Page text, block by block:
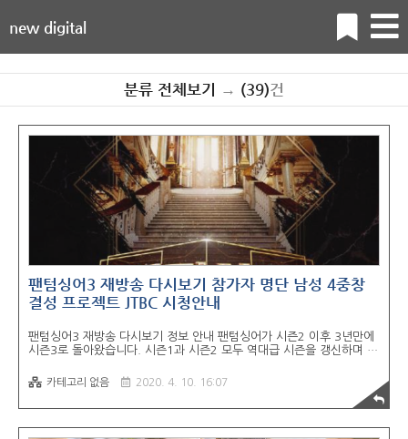
new digital
분류 전체보기 → (39)건
팬텀싱어3 재방송 다시보기 참가자 명단 남성 4중창
결성 프로젝트 JTBC 시청안내
팬텀싱어3 재방송 다시보기 정보 안내 팬텀싱어가 시즌2 이후 3년만에
시즌3로 돌아왔습니다. 시즌1과 시즌2 모두 역대급 시즌을 갱신하며 시
팬텀싱어는 척박한 국내 크로스오버 무대에서 화제와 인기를 견인했다
는 평가를 받는 프로그램입니다. 무려 3년만에 방영이 되는 팬텀싱어3
는 시즌 최초로 유럽 오디션을 개최했을 뿐 아니라, 그동안 성악, 뮤지
3에서는 팝, 록, 힙합, 재즈, 민요, 라틴 등 다양한 음악 장르와 모집 대
카테고리 없음 2020. 4. 10. 16:07